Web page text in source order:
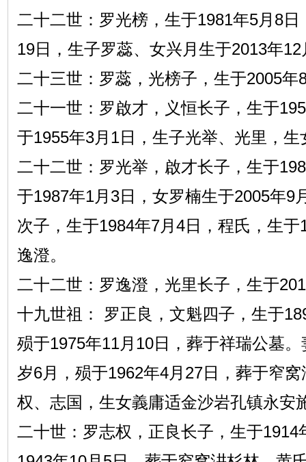
二十二世：罗光榜，生于1981年5月8
19日，生子罗蕊、女兴月生于2013年12
二十三世：罗蕊，光榜子，生于2005年
二十一世：罗啟才，义恒长子，生于
于1955年3月1日，生子光举、光里，
二十二世：罗光举，啟才长子，生于
于1987年1月3日，女罗楠生于2005年9
次子，生于1984年7月4日，程氏，生
逸澄。
二十二世：罗逸澄，光里长子，生于
十九世祖： 罗正良，文魁四子，生于
殒于1975年11月10日，葬于祥瑞公墓
岁6月，殒于1962年4月27日，葬于窄
权、志国，生女義庸适金沙岩孔镇永安
二十世：罗志权，正良长子，生于1914